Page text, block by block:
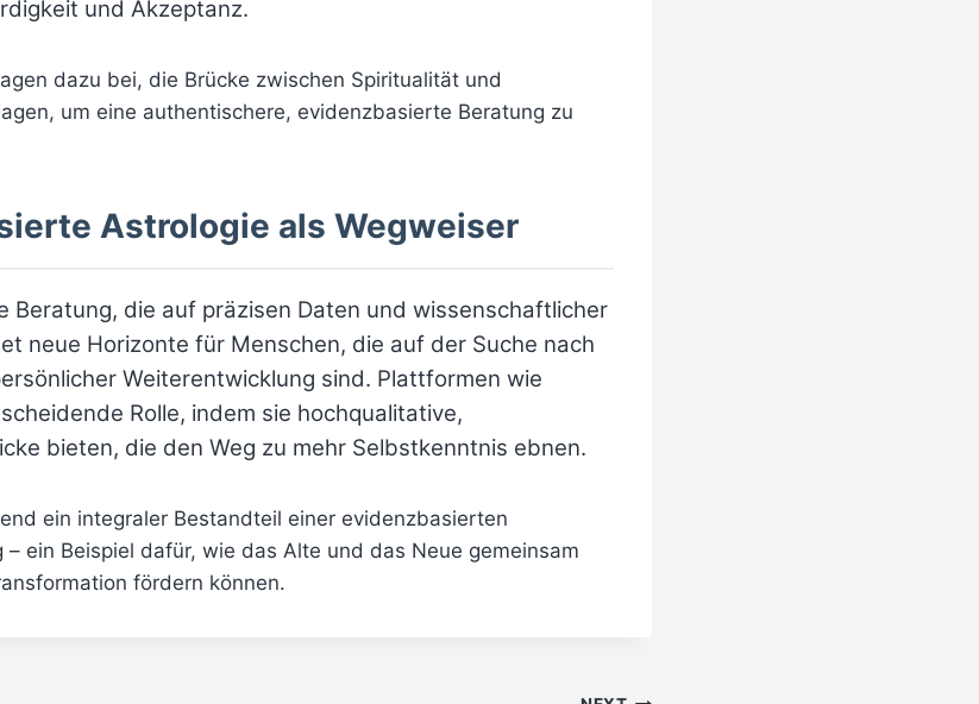
und Akzeptanz.
dazu bei, die Brücke zwischen Spiritualität und
um eine authentischere, evidenzbasierte Beratung zu
Astrologie als Wegweiser
Beratung, die auf präzisen Daten und wissenschaftlicher
neue Horizonte für Menschen, die auf der Suche nach
Weiterentwicklung sind. Plattformen wie
Rolle, indem sie hochqualitative,
bieten, die den Weg zu mehr Selbstkenntnis ebnen.
ein integraler Bestandteil einer evidenzbasierten
ein Beispiel dafür, wie das Alte und das Neue gemeinsam
fördern können.